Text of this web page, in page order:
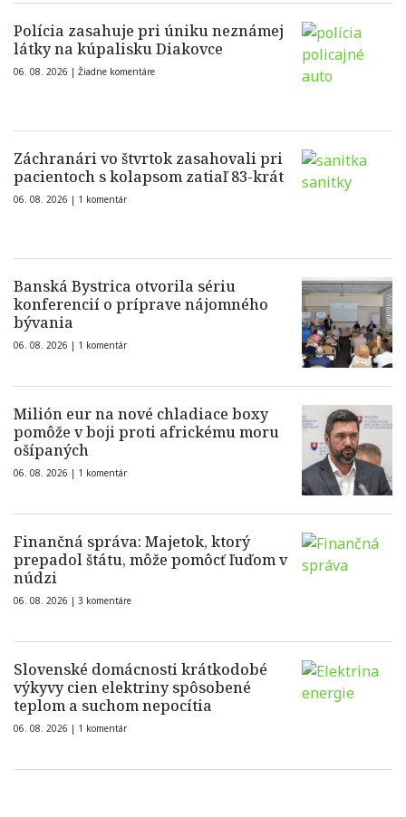
Polícia zasahuje pri úniku neznámej
látky na kúpalisku Diakovce
06. 08. 2026 | Žiadne komentáre
Záchranári vo štvrtok zasahovali pri
pacientoch s kolapsom zatiaľ 83-krát
06. 08. 2026 | 1 komentár
Banská Bystrica otvorila sériu
konferencií o príprave nájomného
bývania
06. 08. 2026 | 1 komentár
Milión eur na nové chladiace boxy
pomôže v boji proti africkému moru
ošípaných
06. 08. 2026 | 1 komentár
Finančná správa: Majetok, ktorý
prepadol štátu, môže pomôcť ľuďom v
núdzi
06. 08. 2026 | 3 komentáre
Slovenské domácnosti krátkodobé
výkyvy cien elektriny spôsobené
teplom a suchom nepocítia
06. 08. 2026 | 1 komentár